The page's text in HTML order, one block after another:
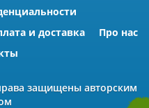
и доставка
Про нас
защищены авторским